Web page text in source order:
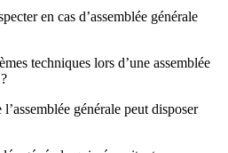
en cas d’assemblée générale
techniques lors d’une assemblée
générale peut disposer